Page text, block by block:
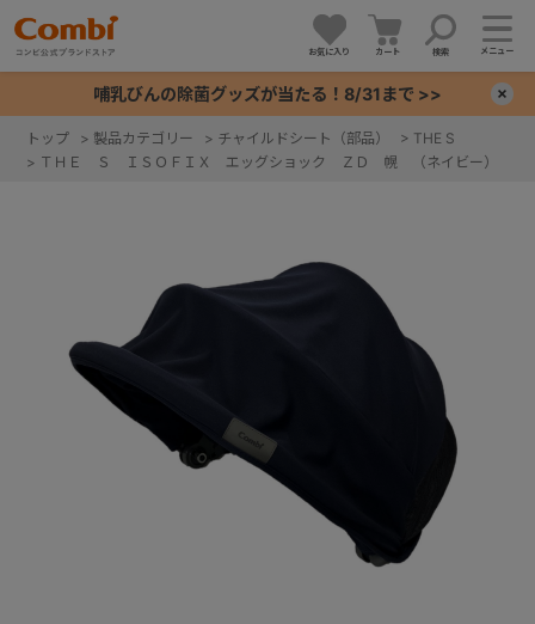
お気に入り カート 検索 メニュー
哺乳びんの除菌グッズが当たる！8/31まで >>
トップ > 製品カテゴリー > チャイルドシート（部品） > THE S
> ＴＨＥ Ｓ ＩＳＯＦＩＸ エッグショック ＺＤ 幌 （ネイビー）